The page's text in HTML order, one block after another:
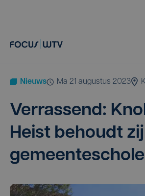
Nieuws ma 21 augustus 2023
Ver­ras­send:
Heist behoudt